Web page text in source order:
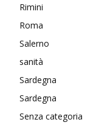
Rimini
Roma
Salerno
sanità
Sardegna
Sardegna
Senza categoria